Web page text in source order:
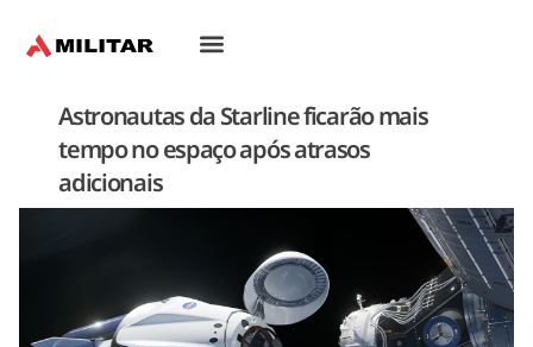
Astronautas da Starline ficarão mais
tempo no espaço após atrasos
adicionais